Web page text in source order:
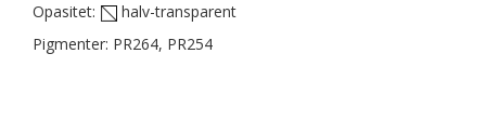
Opasitet:
halv-transparent
Pigmenter: PR264, PR254